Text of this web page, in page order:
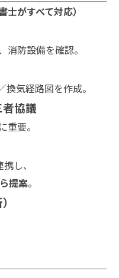
がすべて対応）
防設備を確認。
気経路図を作成。
協議
重要。
し、
提案。